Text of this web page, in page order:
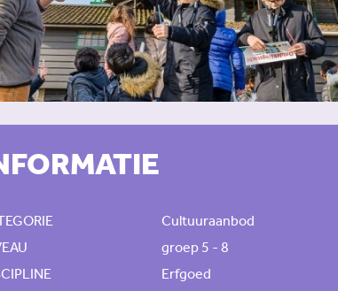
Cultuuraanbod
groep 5 - 8
Erfgoed